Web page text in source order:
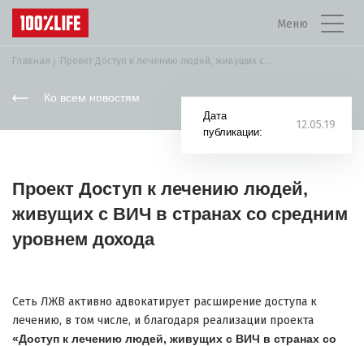
Меню
Главная Проект Доступ к лечению людей, живущих с...
Ко всем новостям
Дата
публикации:
12.05.19
Проект Доступ к лечению людей,
живущих с ВИЧ в странах со средним
уровнем дохода
Сеть ЛЖВ активно адвокатирует расширение доступа к
лечению, в том числе, и благодаря реализации проекта
«Доступ к лечению людей, живущих с ВИЧ в странах со